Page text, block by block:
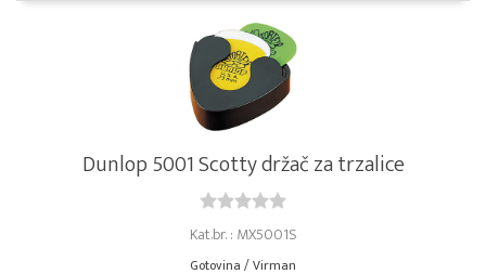
Dunlop 5001 Scotty držač za trzalice
Kat.br. : MX5001S
Gotovina / Virman